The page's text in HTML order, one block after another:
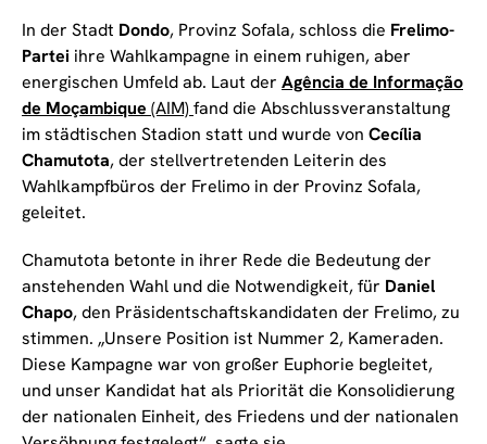
In der Stadt Dondo, Provinz Sofala, schloss die Frelimo-
Partei ihre Wahlkampagne in einem ruhigen, aber
energischen Umfeld ab. Laut der Agência de Informação
de Moçambique (AIM)fand die Abschlussveranstaltung
im städtischen Stadion statt und wurde von Cecília
Chamutota, der stellvertretenden Leiterin des
Wahlkampfbüros der Frelimo in der Provinz Sofala,
geleitet.
Chamutota betonte in ihrer Rede die Bedeutung der
anstehenden Wahl und die Notwendigkeit, für Daniel
Chapo, den Präsidentschaftskandidaten der Frelimo, zu
stimmen. „Unsere Position ist Nummer 2, Kameraden.
Diese Kampagne war von großer Euphorie begleitet,
und unser Kandidat hat als Priorität die Konsolidierung
der nationalen Einheit, des Friedens und der nationalen